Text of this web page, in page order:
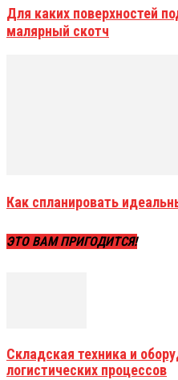
Для каких поверхностей
малярный скотч
Как спланировать
ЭТО ВАМ ПРИГОДИТСЯ!
Складская техника и
логистических процессов